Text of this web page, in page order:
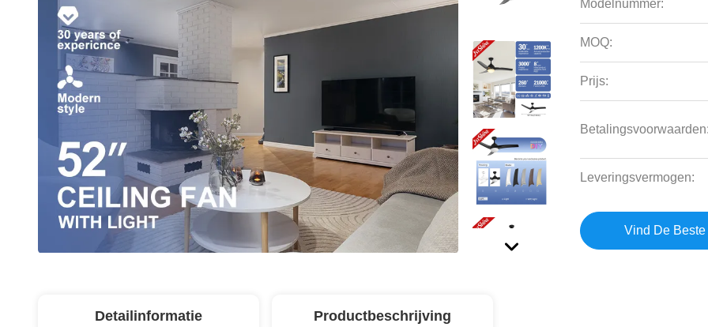
Modelnummer:
MOQ:
Prijs:
Betalingsvoorwaarden:
Leveringsvermogen:
Vind De
Detailinformatie Productbeschrijving